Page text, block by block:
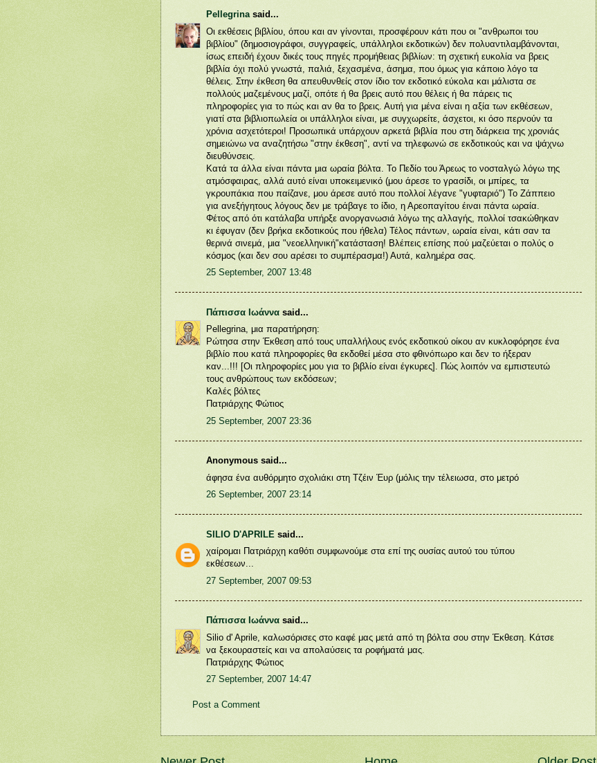
Pellegrinasaid...
Οι εκθέσεις βιβλίου, όπου και αν γίνονται, προσφέρουν κάτι που οι "ανθρωποι του
βιβλίου" (δημοσιογράφοι, συγγραφείς, υπάλληλοι εκδοτικών) δεν πολυαντιλαμβάνονται,
ίσως επειδή έχουν δικές τους πηγές προμήθειας βιβλίων: τη σχετική ευκολία να βρεις
βιβλία όχι πολύ γνωστά, παλιά, ξεχασμένα, άσημα, που όμως για κάποιο λόγο τα
θέλεις. Στην έκθεση θα απευθυνθείς στον ίδιο τον εκδοτικό εύκολα και μάλιστα σε
πολλούς μαζεμένους μαζί, οπότε ή θα βρεις αυτό που θέλεις ή θα πάρεις τις
πληροφορίες για το πώς και αν θα το βρεις. Αυτή για μένα είναι η αξία των εκθέσεων,
γιατί στα βιβλιοπωλεία οι υπάλληλοι είναι, με συγχωρείτε, άσχετοι, κι όσο περνούν τα
χρόνια ασχετότεροι! Προσωπικά υπάρχουν αρκετά βιβλία που στη διάρκεια της χρονιάς
σημειώνω να αναζητήσω "στην έκθεση", αντί να τηλεφωνώ σε εκδοτικούς και να ψάχνω
διευθύνσεις.
Κατά τα άλλα είναι πάντα μια ωραία βόλτα. Το Πεδίο του Άρεως το νοσταλγώ λόγω της
ατμόσφαιρας, αλλά αυτό είναι υποκειμενικό (μου άρεσε το γρασίδι, οι μπίρες, τα
γκρουπάκια που παίζανε, μου άρεσε αυτό που πολλοί λέγανε "γυφταριό") Το Ζάππειο
για ανεξήγητους λόγους δεν με τράβαγε το ίδιο, η Αρεοπαγίτου έιναι πάντα ωραία.
Φέτος από ότι κατάλαβα υπήρξε ανοργανωσιά λόγω της αλλαγής, πολλοί τσακώθηκαν
κι έφυγαν (δεν βρήκα εκδοτικούς που ήθελα) Τέλος πάντων, ωραία είναι, κάτι σαν τα
θερινά σινεμά, μια "νεοελληνική"κατάσταση! Βλέπεις επίσης πού μαζεύεται ο πολύς ο
κόσμος (και δεν σου αρέσει το συμπέρασμα!) Αυτά, καλημέρα σας.
25 September, 2007 13:48
Πάπισσα Ιωάννα said...
Pellegrina, μια παρατήρηση:
Ρώτησα στην Έκθεση από τους υπαλλήλους ενός εκδοτικού οίκου αν κυκλοφόρησε ένα
βιβλίο που κατά πληροφορίες θα εκδοθεί μέσα στο φθινόπωρο και δεν το ήξεραν
καν...!!! [Οι πληροφορίες μου για το βιβλίο είναι έγκυρες]. Πώς λοιπόν να εμπιστευτώ
τους ανθρώπους των εκδόσεων;
Καλές βόλτες
Πατριάρχης Φώτιος
25 September, 2007 23:36
Anonymous said...
άφησα ένα αυθόρμητο σχολιάκι στη Τζέιν Έυρ (μόλις την τέλειωσα, στο μετρό
26 September, 2007 23:14
SILIO D'APRILE said...
χαίρομαι Πατριάρχη καθότι συμφωνούμε στα επί της ουσίας αυτού του τύπου
εκθέσεων...
27 September, 2007 09:53
Πάπισσα Ιωάννα said...
Silio d' Aprile, καλωσόρισες στο καφέ μας μετά από τη βόλτα σου στην Έκθεση. Κάτσε
να ξεκουραστείς και να απολαύσεις τα ροφήματά μας.
Πατριάρχης Φώτιος
27 September, 2007 14:47
Post a Comment